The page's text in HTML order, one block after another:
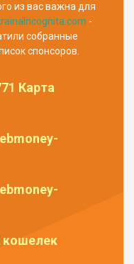
из вас важна для
-
собранные
спонсоров.
Карта
кошелек